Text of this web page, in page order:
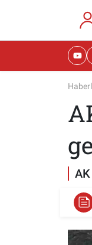
RESMİ
MAGAZİN
Eskişehir
Eskişehir
Eskişehir
Süper Lig
Tüm